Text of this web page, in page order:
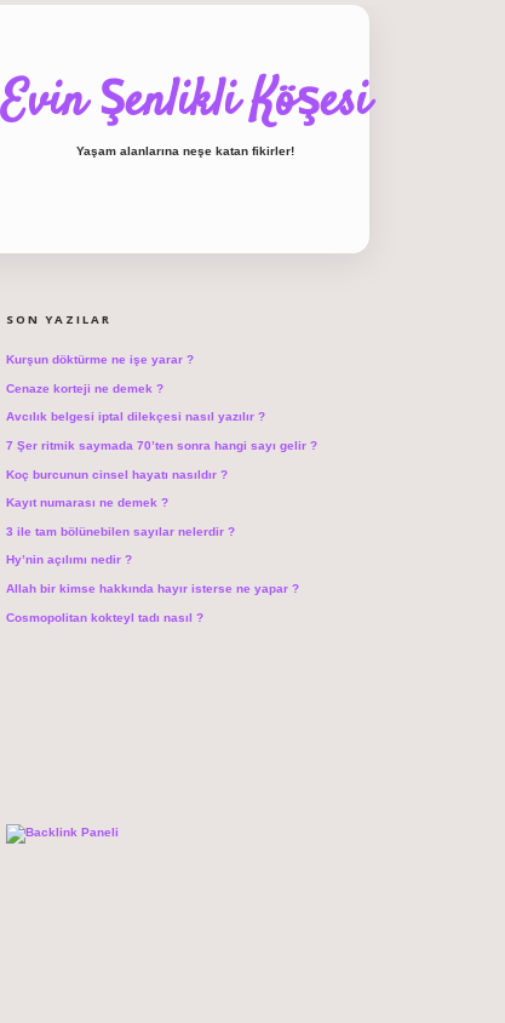
Evin Şenlikli Köşesi
Yaşam alanlarına neşe katan fikirler!
SON YAZILAR
Kurşun döktürme ne işe yarar ?
Cenaze korteji ne demek ?
Avcılık belgesi iptal dilekçesi nasıl yazılır ?
7 Şer ritmik saymada 70’ten sonra hangi sayı gelir ?
Koç burcunun cinsel hayatı nasıldır ?
Kayıt numarası ne demek ?
3 ile tam bölünebilen sayılar nelerdir ?
Hy’nin açılımı nedir ?
Allah bir kimse hakkında hayır isterse ne yapar ?
Cosmopolitan kokteyl tadı nasıl ?